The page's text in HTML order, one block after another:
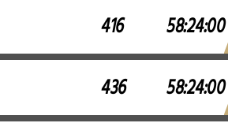
416 58:24:00
436 58:24:00